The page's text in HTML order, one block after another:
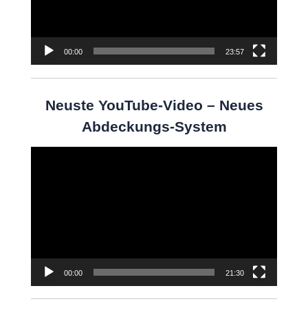
00:00 23:57
Neuste YouTube-Video – Neues
Abdeckungs-System
00:00 21:30